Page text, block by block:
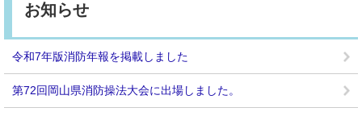
お知らせ
令和7年版消防年報を掲載しました
第72回岡山県消防操法大会に出場しました。